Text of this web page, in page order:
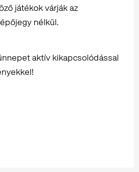
játékok várják az
nélkül.
aktív kikapcsolódással